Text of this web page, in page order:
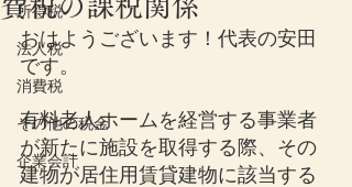
所得税
法人税
消費税
その他の税金
企業会計
おはようございます！代表の安田
です。
有料老人ホームを経営する事業者
が新たに施設を取得する際、その
建物が居住用賃貸建物に該当する